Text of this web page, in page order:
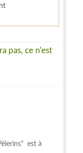
pas, ce n'est